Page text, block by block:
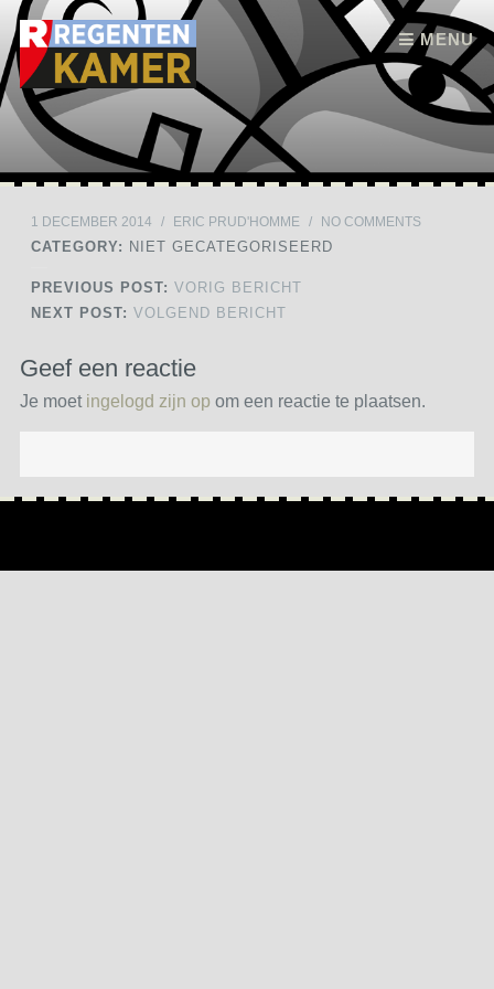
MENU
Skip to content
1 DECEMBER 2014 / ERIC PRUD'HOMME / NO COMMENTS
CATEGORY: NIET GECATEGORISEERD
PREVIOUS POST: VORIG BERICHT
NEXT POST: VOLGEND BERICHT
Geef een reactie
Je moet ingelogd zijn op om een reactie te plaatsen.